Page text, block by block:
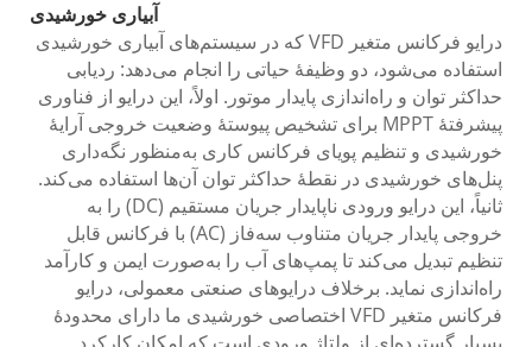
آبیاری خورشیدی
درایو فرکانس متغیر VFD که در سیستم‌های آبیاری خورشیدی
استفاده می‌شود، دو وظیفهٔ حیاتی را انجام می‌دهد: ردیابی
حداکثر توان و راه‌اندازی پایدار موتور. اولاً، این درایو از فناوری
پیشرفتهٔ MPPT برای تشخیص پیوستهٔ وضعیت خروجی آرایهٔ
خورشیدی و تنظیم پویای فرکانس کاری به‌منظور نگه‌داری
پنل‌های خورشیدی در نقطهٔ حداکثر توان آن‌ها استفاده می‌کند.
ثانیاً، این درایو ورودی ناپایدار جریان مستقیم (DC) را به
خروجی پایدار جریان متناوب سه‌فاز (AC) با فرکانس قابل
تنظیم تبدیل می‌کند تا پمپ‌های آب را به‌صورت ایمن و کارآمد
راه‌اندازی نماید. برخلاف درایوهای صنعتی معمولی، درایو
فرکانس متغیر VFD اختصاصی خورشیدی ما دارای محدودهٔ